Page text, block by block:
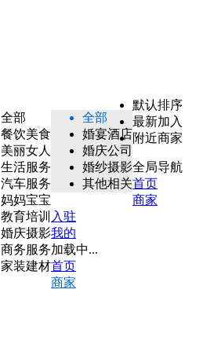
全部
餐饮美食
美丽女人
生活服务
汽车服务
妈妈宝宝
教育培训
婚庆摄影
商务服务
家装建材
全部
婚宴酒店
婚庆公司
婚纱摄影
其他相关
默认排序
最新加入
附近商家
全局导航
首页
商家
入驻
我的
加载中...
首页
商家